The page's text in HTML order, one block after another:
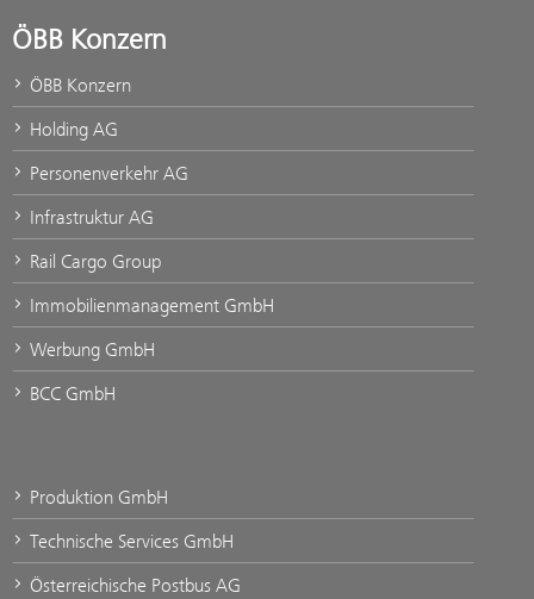
ÖBB Konzern
ÖBB Konzern
Holding AG
Personenverkehr AG
Infrastruktur AG
Rail Cargo Group
Immobilienmanagement GmbH
Werbung GmbH
BCC GmbH
Produktion GmbH
Technische Services GmbH
Österreichische Postbus AG